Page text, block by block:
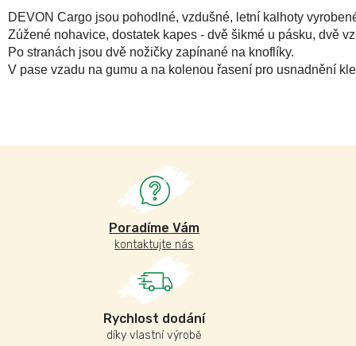
Poradíme Vám
kontaktujte nás
Rychlost dodání
díky vlastní výrobě
DEVON Cargo jsou pohodlné, vzdušné, letní kalhoty
Zúžené nohavice, dostatek kapes - dvě šikmé u pásku, dvě
Po stranách jsou dvě nožičky zapínané na knoflíky.
V pase vzadu na gumu a na kolenou řasení pro usnadnění